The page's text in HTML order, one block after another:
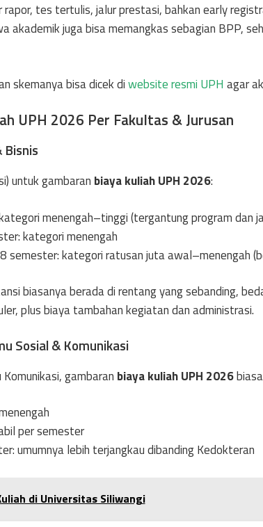
rapor, tes tertulis, jalur prestasi, bahkan early
akademik juga bisa memangkas sebagian BPP,
skemanya bisa dicek diwebsite resmi UPH agar
UPH 2026 Per Fakultas & Jurusan
Bisnis
untuk gambaran biaya kuliah UPH 2026:
menengah–tinggi (tergantung program dan
kategori menengah
semester: kategori ratusan juta awal–menengah
biasanya berada di rentang yang sebanding,
plus biaya tambahan kegiatan dan administrasi.
Sosial & Komunikasi
gambaran biaya kuliah UPH 2026
per semester
umumnya lebih terjangkau dibanding Kedokteran
di Universitas Siliwangi